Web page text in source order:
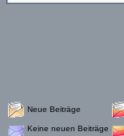
Neue Beiträge
Keine neuen Beiträge